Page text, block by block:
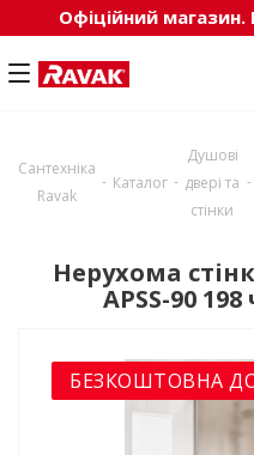
Офіційний
Сантехніка
Ravak
- Каталог -
Душові
двері та
стінки
-
Нерухома
APSS-90
БЕЗКОШТОВНА